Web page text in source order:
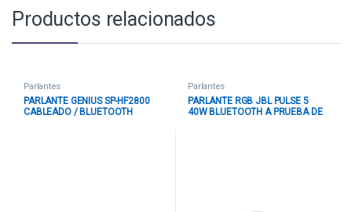
Productos relacionados
Parlantes
PARLANTE GENIUS SP-HF2800
CABLEADO / BLUETOOTH
Parlantes
PARLANTE RGB JBL PULSE 5
40W BLUETOOTH A PRUEBA DE